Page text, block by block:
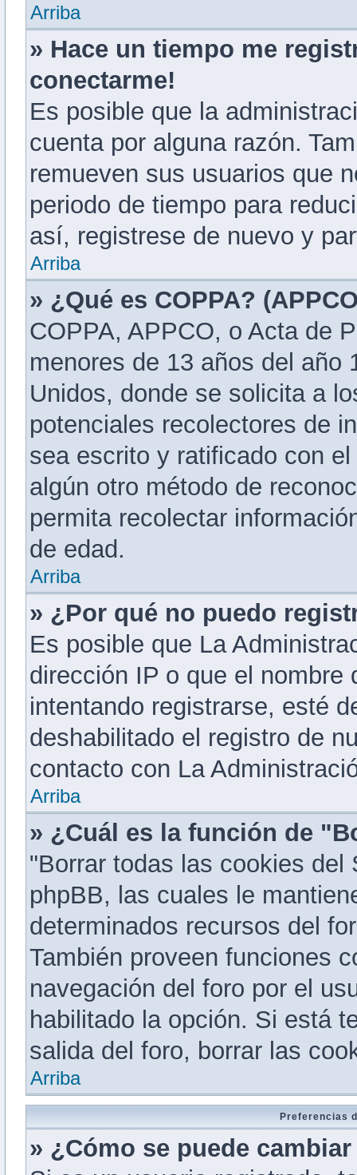
Arriba
» Hace un tiempo me
conectarme!
Es posible que la
cuenta por alguna razón.
remueven sus usuarios que
periodo de tiempo para
así, registrese de nuevo y
Arriba
» ¿Qué es COPPA?
COPPA, APPCO, o Acta de
menores de 13 años del año
Unidos, donde se solicita a
potenciales recolectores de
sea escrito y ratificado con
algún otro método de
permita recolectar
de edad.
Arriba
» ¿Por qué no puedo
Es posible que La
dirección IP o que el nombre
intentando registrarse, esté
deshabilitado el registro de
contacto con La
Arriba
» ¿Cuál es la función de
"Borrar todas las cookies
phpBB, las cuales le
determinados recursos del
También proveen funciones
navegación del foro por el
habilitado la opción. Si está
salida del foro, borrar las
Arriba
Preferencias
» ¿Cómo se puede